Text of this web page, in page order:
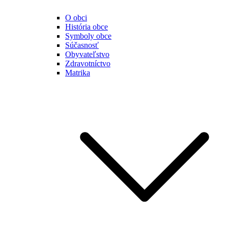
O obci
História obce
Symboly obce
Súčasnosť
Obyvateľstvo
Zdravotníctvo
Matrika